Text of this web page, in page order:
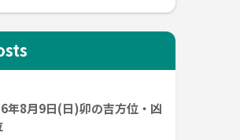
年8月9日(日)卯の吉方位・凶